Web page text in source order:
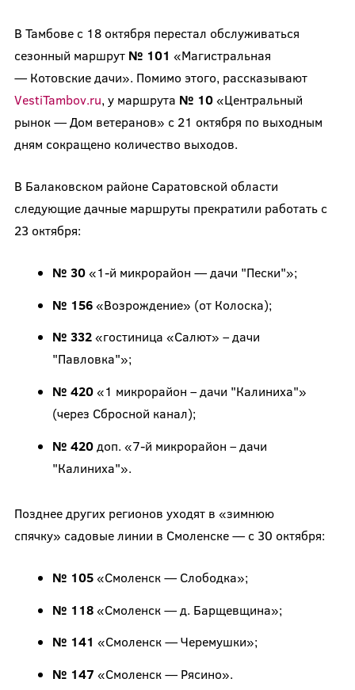
В Тамбове с 18 октября перестал обслуживаться
сезонный маршрут № 101 «Магистральная
— Котовские дачи». Помимо этого, рассказывают
VestiTambov.ru, у маршрута № 10«Центральный
рынок — Дом ветеранов» с 21 октября по выходным
дням сокращено количество выходов.
В Балаковском районе Саратовской области
следующие дачные маршруты прекратили работать с
23 октября:
№ 30«1-й микрорайон — дачи "Пески"»;
№ 156«Возрождение» (от Колоска);
№ 332«гостиница «Салют» – дачи
"Павловка"»;
№ 420«1 микрорайон – дачи "Калиниха"»
(через Сбросной канал);
№ 420доп. «7-й микрорайон – дачи
"Калиниха"».
Позднее других регионов уходят в «зимнюю
спячку» садовые линии в Смоленске — с 30 октября:
№ 105«Смоленск — Слободка»;
№ 118«Смоленск — д. Барщевщина»;
№ 141 «Смоленск — Черемушки»;
№ 147 «Смоленск — Рясино».